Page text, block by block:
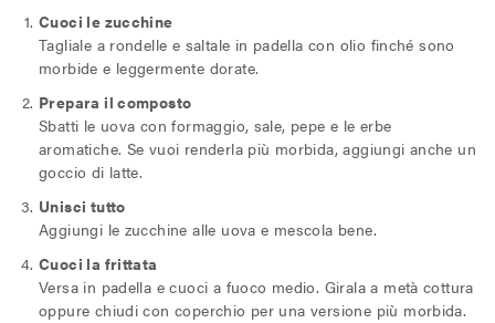
Cuoci le zucchine
Tagliale a rondelle e saltale in padella con olio finché sono
morbide e leggermente dorate.
Prepara il composto
Sbatti le uova con formaggio, sale, pepe e le erbe
aromatiche. Se vuoi renderla più morbida, aggiungi anche un
goccio di latte.
Unisci tutto
Aggiungi le zucchine alle uova e mescola bene.
Cuoci la frittata
Versa in padella e cuoci a fuoco medio. Girala a metà cottura
oppure chiudi con coperchio per una versione più morbida.